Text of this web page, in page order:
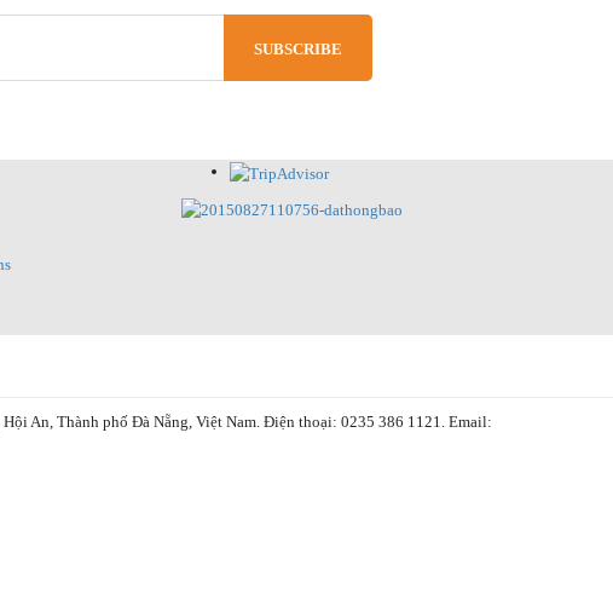
An, Thành phố Đà Nẵng, Việt Nam. Điện thoại: 0235 386 1121. Email: